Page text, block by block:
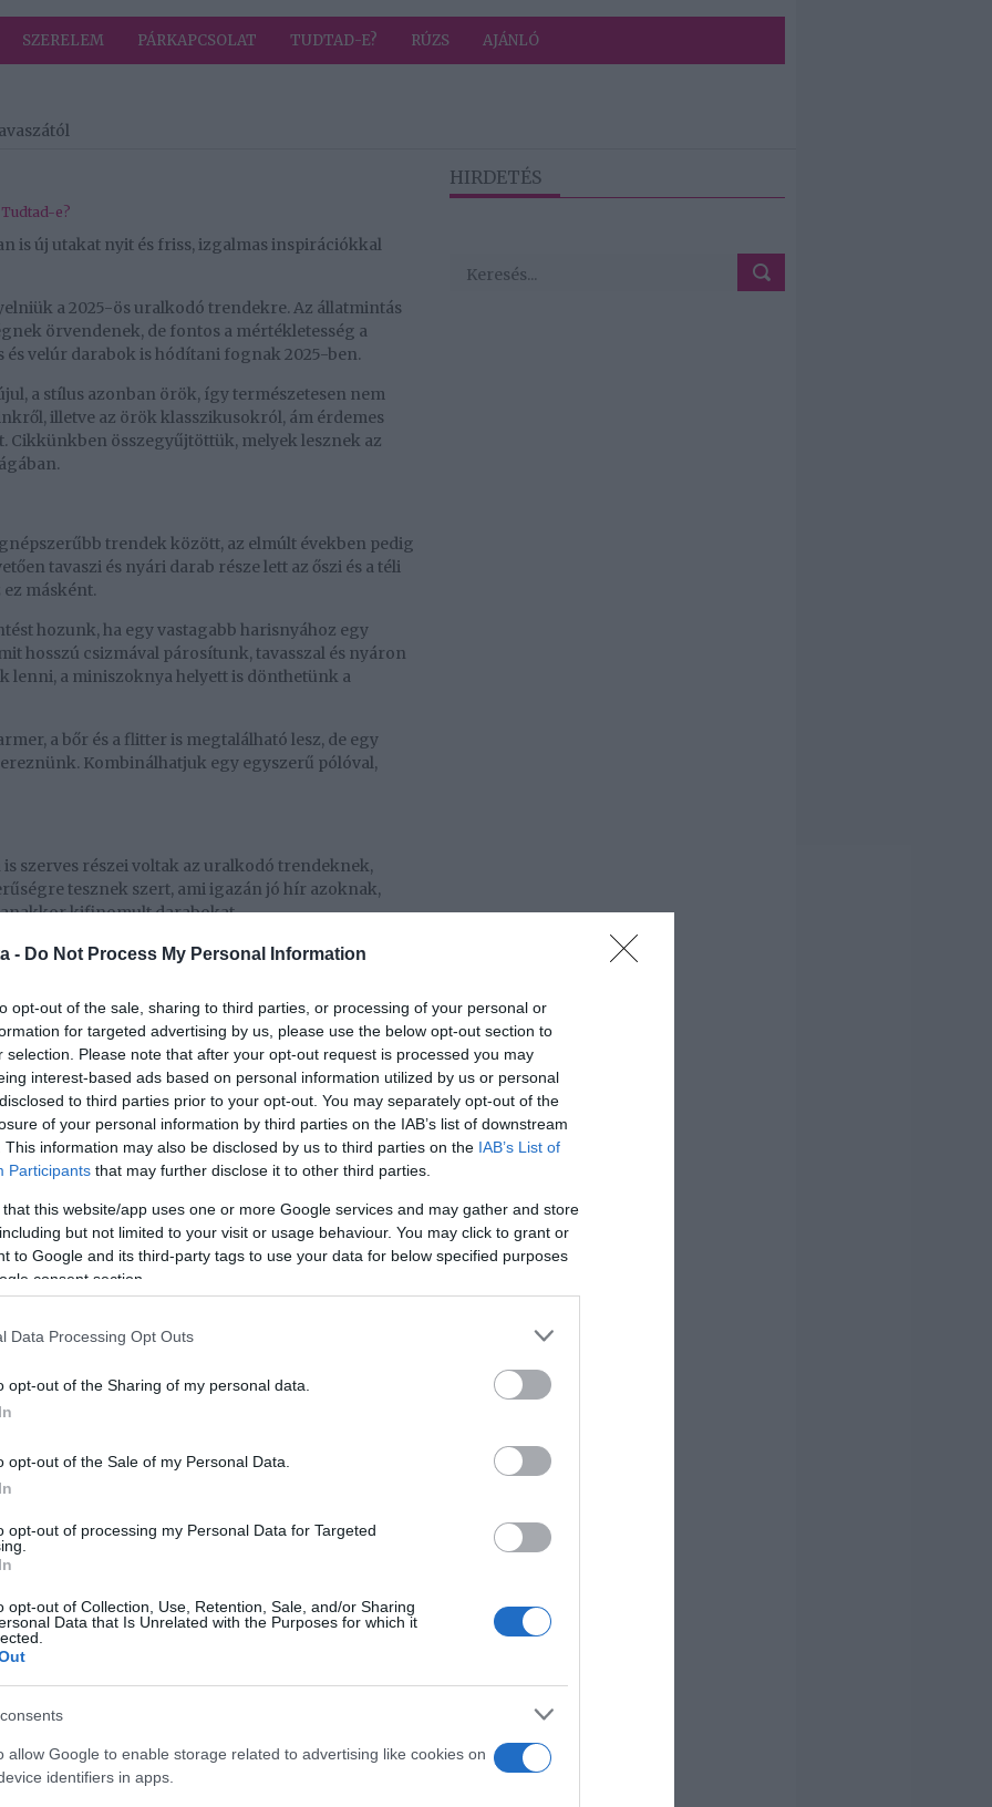
- Do Not Process My Personal Information
opt-out of the sale, sharing to third parties, or processing of your personal or
for targeted advertising by us, please use the below opt-out section to
selection. Please note that after your opt-out request is processed you may
interest-based ads based on personal information utilized by us or personal
to third parties prior to your opt-out. You may separately opt-out of the
of your personal information by third parties on the IAB’s list of downstream
This information may also be disclosed by us to third parties on the IAB’s List of
Participants that may further disclose it to other third parties.
that this website/app uses one or more Google services and may gather and store
but not limited to your visit or usage behaviour. You may click to grant or
to Google and its third-party tags to use your data for below specified purposes
consent section.
Data Processing Opt Outs
opt-out of the Sharing of my personal data.
opt-out of the Sale of my Personal Data.
opt-out of processing my Personal Data for Targeted
opt-out of Collection, Use, Retention, Sale, and/or Sharing
Data that Is Unrelated with the Purposes for which it
allow Google to enable storage related to advertising like cookies on
identifiers in apps.
SZERELEM PÁRKAPCSOLAT TUDTAD-E? RÚZS AJÁNLÓ
Tudtad-e?
is új utakat nyit és friss, izgalmas inspirációkkal
a 2025-ös uralkodó trendekre. Az állatmintás
örvendenek, de fontos a mértékletesség a
velúr darabok is hódítani fognak 2025-ben.
a stílus azonban örök, így természetesen nem
illetve az örök klasszikusokról, ám érdemes
Cikkünkben összegyűjtöttük, melyek lesznek az
trendek között, az elmúlt években pedig
tavaszi és nyári darab része lett az őszi és a téli
másként.
hozunk, ha egy vastagabb harisnyához egy
hosszú csizmával párosítunk, tavasszal és nyáron
lenni, a miniszoknya helyett is dönthetünk a
a bőr és a flitter is megtalálható lesz, de egy
Kombinálhatjuk egy egyszerű pólóval,
szerves részei voltak az uralkodó trendeknek,
tesznek szert, ami igazán jó hír azoknak,
kifinomult darabokat.
darabbal egészen biztosan nem fogunk
oda, hogy ne essünk túlzásba, ne halmozzuk
szabású, egyszínű darabokkal.
zakók, táskák és cipők egyaránt rendkívül
olyan széles, hogy még azok is bátran
darabot, akik ódzkodnak tőle. Ha inkább a
előnyben, akkor válasszunk például egy
ki, milyen pluszt ad az öltözékünkhöz, milyen
megjelenésünkbe. Nem fogunk csalódni.
hódítani fognak. Különösen a ruhák között
megoldások közül. Ez az egyedi szabászati
sugároz, s még egy egyszínű vagy monokróm
valamint szoknyák is rendkívül népszerűek
különlegeset, mindenképpen szerezzünk be egy
bohém öltözködés már jó néhány éve ott van a
egy kis csavarral lesz jelen a meghatározó
velúr megjelenése.
egyik változata, mely már egyre elterjedtebb
előállított anyag, vagyis műbőr, mely
alapanyaga pulóvereknek, blézereknek,
majd a velúr cipők – nemcsak a
is –, de a velúr szoknyák, nadrágok, zakók és
számítanak majd.
igazán különleges megjelenést biztosít. Egy
sosem foghatunk mellé
HIRDETÉS